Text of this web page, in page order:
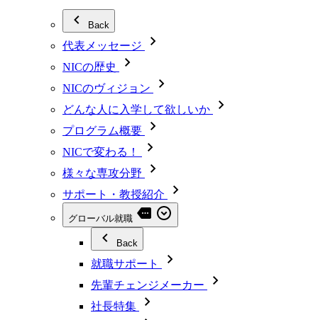
Back
代表メッセージ
NICの歴史
NICのヴィジョン
どんな人に入学して欲しいか
プログラム概要
NICで変わる！
様々な専攻分野
サポート・教授紹介
グローバル就職
Back
就職サポート
先輩チェンジメーカー
社長特集